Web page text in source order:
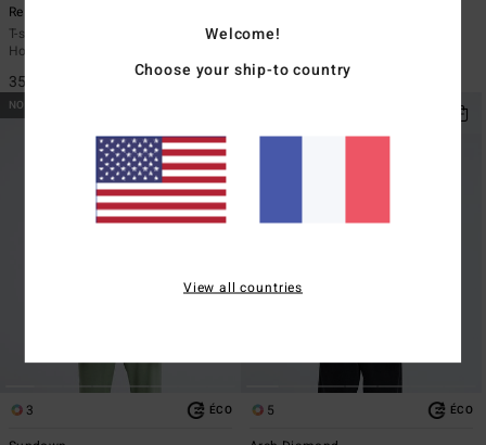
Re Issue
T-shirt manches longues Noir
Homme
35,95 €
T-Shirt manches courtes Noir
29,95 €
NOUVEAUTÉ
3 ÉCO 5 ÉCO
Welcome!
Choose your ship-to country
View all countries